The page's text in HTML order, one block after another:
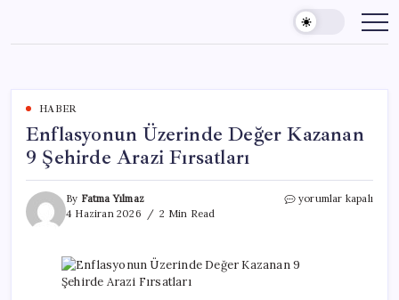
content
HABER
Enflasyonun Üzerinde Değer Kazanan
9 Şehirde Arazi Fırsatları
By Fatma Yılmaz
4 Haziran 2026
2 Min Read
Enflasyonun
9
Şehirde
yorumlar kapalı